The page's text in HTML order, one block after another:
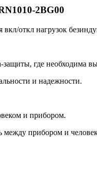
2BG00
откл нагрузок
защиты, где необходима
и надежности.
и прибором.
между прибором и